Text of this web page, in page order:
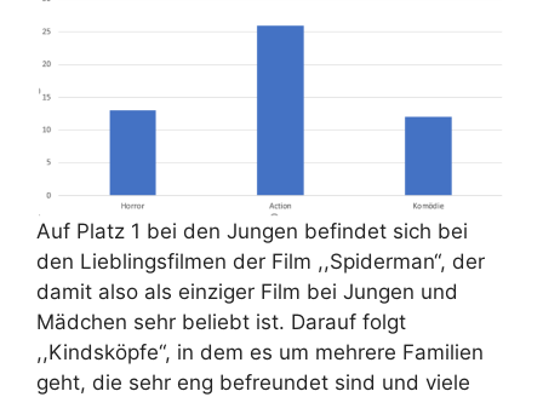
Auf Platz 1 bei den Jungen befindet sich bei
den Lieblingsfilmen der Film ,,Spiderman“, der
damit also als einziger Film bei Jungen und
Mädchen sehr beliebt ist. Darauf folgt
,,Kindsköpfe“, in dem es um mehrere Familien
geht, die sehr eng befreundet sind und viele